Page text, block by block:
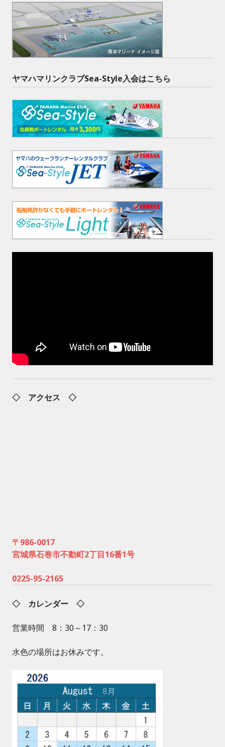
ヤマハマリンクラブSea-Style入会はこちら
◇ アクセス ◇
〒986-0017
宮城県石巻市不動町2丁目16番1号
0225-95-2165
◇ カレンダー ◇
営業時間 8：30～17：30
水色の場所はお休みです。